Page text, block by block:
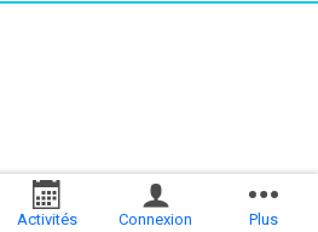
Activités Connexion Plus